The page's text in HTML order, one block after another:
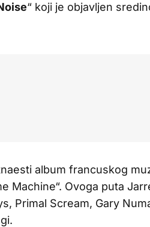
“ koji je objavljen
album francuskog
Machine“. Ovoga puta
Primal Scream, Gary